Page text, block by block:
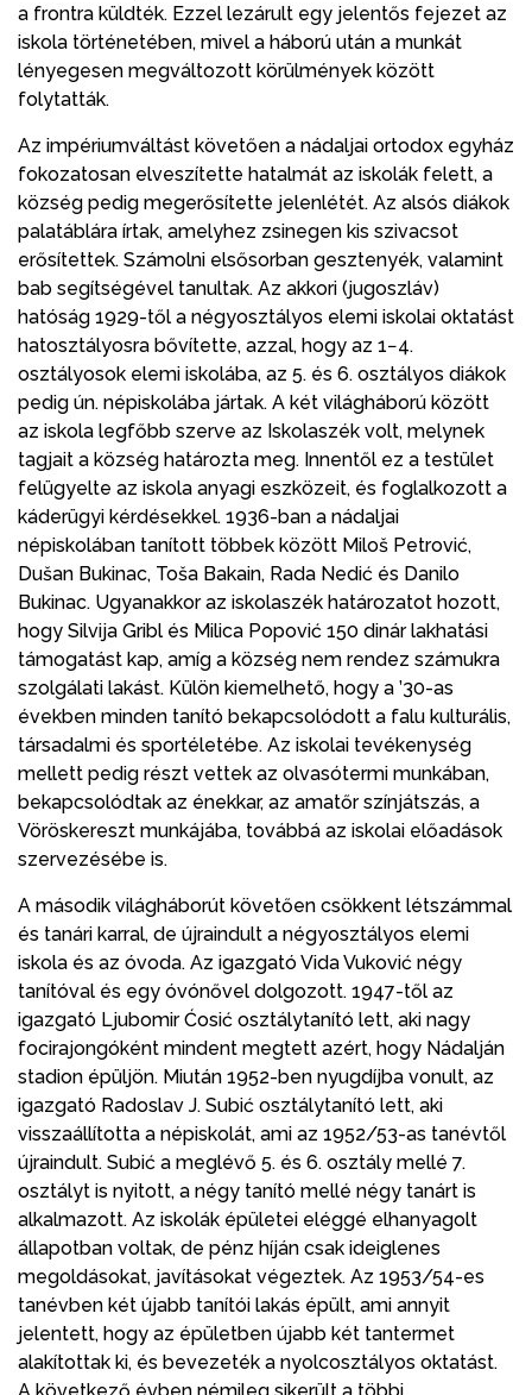
a frontra küldték. Ezzel lezárult egy jelentős fejezet az
iskola történetében, mivel a háború után a munkát
lényegesen megváltozott körülmények között
folytatták.
Az impériumváltást követően a nádaljai ortodox egyház
fokozatosan elveszítette hatalmát az iskolák felett, a
község pedig megerősítette jelenlétét. Az alsós diákok
palatáblára írtak, amelyhez zsinegen kis szivacsot
erősítettek. Számolni elsősorban gesztenyék, valamint
bab segítségével tanultak. Az akkori (jugoszláv)
hatóság 1929-től a négyosztályos elemi iskolai oktatást
hatosztályosra bővítette, azzal, hogy az 1−4.
osztályosok elemi iskolába, az 5. és 6. osztályos diákok
pedig ún. népiskolába jártak. A két világháború között
az iskola legfőbb szerve az Iskolaszék volt, melynek
tagjait a község határozta meg. Innentől ez a testület
felügyelte az iskola anyagi eszközeit, és foglalkozott a
káderügyi kérdésekkel. 1936-ban a nádaljai
népiskolában tanított többek között Miloš Petrović,
Dušan Bukinac, Toša Bakain, Rada Nedić és Danilo
Bukinac. Ugyanakkor az iskolaszék határozatot hozott,
hogy Silvija Gribl és Milica Popović 150 dinár lakhatási
támogatást kap, amíg a község nem rendez számukra
szolgálati lakást. Külön kiemelhető, hogy a ’30-as
években minden tanító bekapcsolódott a falu kulturális,
társadalmi és sportéletébe. Az iskolai tevékenység
mellett pedig részt vettek az olvasótermi munkában,
bekapcsolódtak az énekkar, az amatőr színjátszás, a
Vöröskereszt munkájába, továbbá az iskolai előadások
szervezésébe is.
A második világháborút követően csökkent létszámmal
és tanári karral, de újraindult a négyosztályos elemi
iskola és az óvoda. Az igazgató Vida Vuković négy
tanítóval és egy óvónővel dolgozott. 1947-től az
igazgató Ljubomir Ćosić osztálytanító lett, aki nagy
focirajongóként mindent megtett azért, hogy Nádalján
stadion épüljön. Miután 1952-ben nyugdíjba vonult, az
igazgató Radoslav J. Subić osztálytanító lett, aki
visszaállította a népiskolát, ami az 1952/53-as tanévtől
újraindult. Subić a meglévő 5. és 6. osztály mellé 7.
osztályt is nyitott, a négy tanító mellé négy tanárt is
alkalmazott. Az iskolák épületei eléggé elhanyagolt
állapotban voltak, de pénz híján csak ideiglenes
megoldásokat, javításokat végeztek. Az 1953/54-es
tanévben két újabb tanítói lakás épült, ami annyit
jelentett, hogy az épületben újabb két tantermet
alakítottak ki, és bevezeték a nyolcosztályos oktatást.
A következő évben némileg sikerült a többi